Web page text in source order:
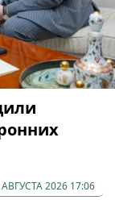
2026 17:06